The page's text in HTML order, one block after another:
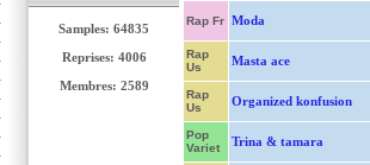
Samples: 64835
Reprises: 4006
Membres: 2589
Rap Fr Moda
Rap
Us
Masta ace
Rap
Us
Organized konfusion
Pop
Variet
Trina & tamara